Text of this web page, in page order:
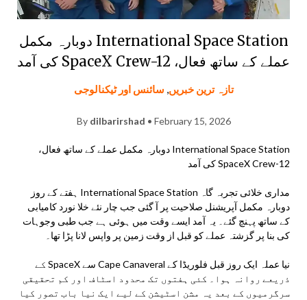
International Space Station دوبارہ مکمل
عملے کے ساتھ فعال، SpaceX Crew-12 کی آمد
تازہ ترین خبریں, سائنس اور ٹیکنالوجی
By dilbarirshad • February 15, 2026
International Space Station دوبارہ مکمل عملے کے ساتھ فعال،
SpaceX Crew-12 کی آمد
مداری خلائی تجربہ گاہ International Space Station ہفتے کے روز
دوبارہ مکمل آپریشنل صلاحیت پر آ گئی جب چار نئے خلا نورد کامیابی
کے ساتھ پہنچ گئے۔ یہ آمد ایسے وقت میں ہوئی ہے جب طبی وجوہات
کی بنا پر گزشتہ عملے کو قبل از وقت زمین پر واپس لانا پڑا تھا۔
نیا عملہ ایک روز قبل فلوریڈا کے Cape Canaveral سے SpaceX کے
ذریعے روانہ ہوا۔ کئی ہفتوں تک محدود اسٹاف اور کم تحقیقی
سرگرمیوں کے بعد یہ مشن اسٹیشن کے لیے ایک نیا باب تصور کیا